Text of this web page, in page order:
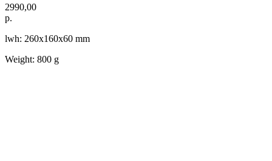
2990,00
р.
lwh: 260x160x60 mm
Weight: 800 g